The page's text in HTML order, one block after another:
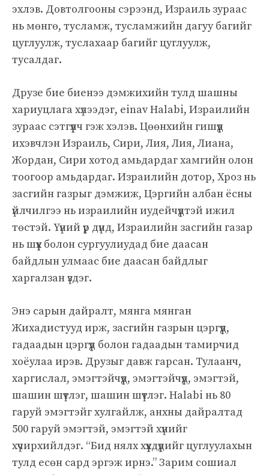
эхлэв. Довтолгооны сэрээнд, Израиль зураас
нь мөнгө, тусламж, тусламжийн дагуу багийг
цуглуулж, туслахаар багийг цуглуулж,
тусалдаг.
Друзе бие биенээ дэмжихийн тулд шашны
хариуцлага хүлээдэг, einav Halabi, Израилийн
зураас сэтгүүлч гэж хэлэв. Цөөнхийн гишүүд
ихэвчлэн Израиль, Сири, Лия, Лия, Лиана,
Жордан, Сири хотод амьдардаг хамгийн олон
тоогоор амьдардаг. Израилийн дотор, Хроз нь
засгийн газрыг дэмжиж, Цэргийн албан ёсны
үйлчилгээ нь израилийн иудейчүүдтэй ижил
төстэй. Үүний үр дүнд, Израилийн засгийн газар
нь шүүх болон сургуулиудад бие даасан
байдлын улмаас бие даасан байдлыг
харгалзан үздэг.
Энэ сарын дайралт, мянга мянган
Жихадистууд ирж, засгийн газрын цэргүүд,
гадаадын цэргүүд болон гадаадын тамирчид
хоёулаа ирэв. Друзыг давж гарсан. Тулаанч,
харгислал, эмэгтэйчүүд, эмэгтэйчүүд, эмэгтэй,
шашин шүтлэг, шашин шүтлэг. Halabi нь 80
гаруй эмэгтэйг хулгайлж, анхны дайралтад
500 гаруй эмэгтэй, эмэгтэй хүнийг
хүчирхийлдэг. “Бид нялх хүүхдүүдийг цуглуулахын
тулд есөн сард эргэж ирнэ.” Зарим сошиал